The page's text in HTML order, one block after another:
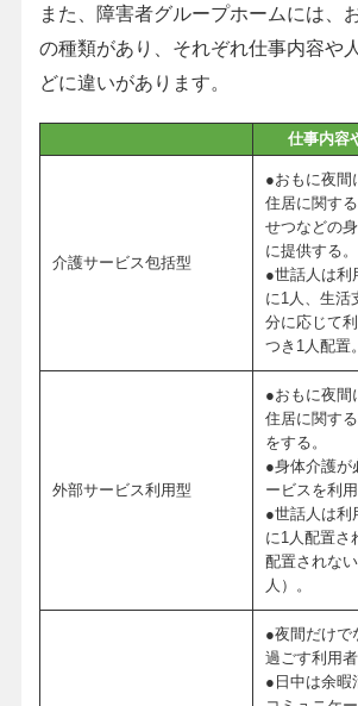
また、障害者グループホームには、
の種類があり、それぞれ仕事内容や
どに違いがあります。
仕事内容
介護サービス包括型
●おもに夜間
住居に関す
せつなどの
に提供する。
●世話人は利
に1人、生活
分に応じて
つき1人配置。
外部サービス利用型
●おもに夜間
住居に関す
をする。
●身体介護が
ービスを利用
●世話人は利
に1人配置さ
配置されな
人）。
●夜間だけで
過ごす利用
●日中は余暇